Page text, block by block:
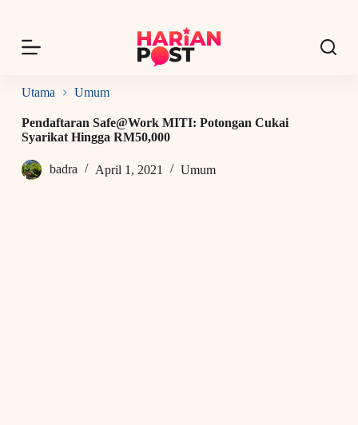
p
o
o
n
n
Utama Umum
Pendaftaran Safe@Work MITI: Potongan Cukai
Syarikat Hingga RM50,000
badra April 1, 2021 Umum